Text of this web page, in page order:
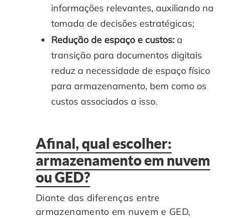
informações relevantes, auxiliando na
tomada de decisões estratégicas;
Redução de espaço e custos: a
transição para documentos digitais
reduz a necessidade de espaço físico
para armazenamento, bem como os
custos associados a isso.
Afinal, qual escolher:
armazenamento em nuvem
ou GED?
Diante das diferenças entre
armazenamento em nuvem e GED,